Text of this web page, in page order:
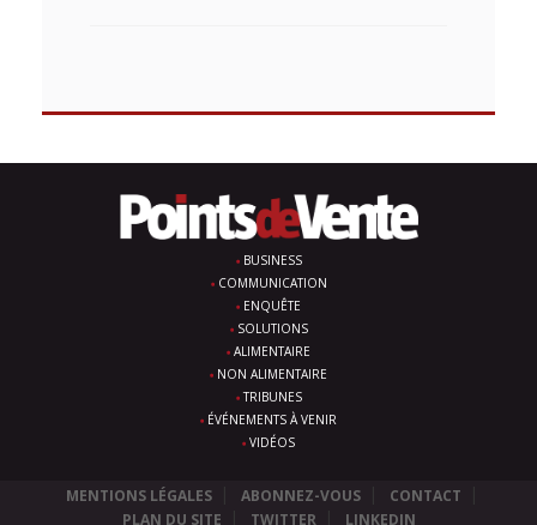
BUSINESS
COMMUNICATION
ENQUÊTE
SOLUTIONS
ALIMENTAIRE
NON ALIMENTAIRE
TRIBUNES
ÉVÉNEMENTS À VENIR
VIDÉOS
MENTIONS LÉGALES ABONNEZ-VOUS
CONTACT
PLAN DU SITE
TWITTER LINKEDIN